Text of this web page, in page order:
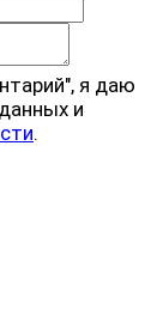
я даю
и
.